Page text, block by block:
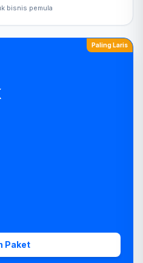
bisnis pemula
Paling Laris
Paket